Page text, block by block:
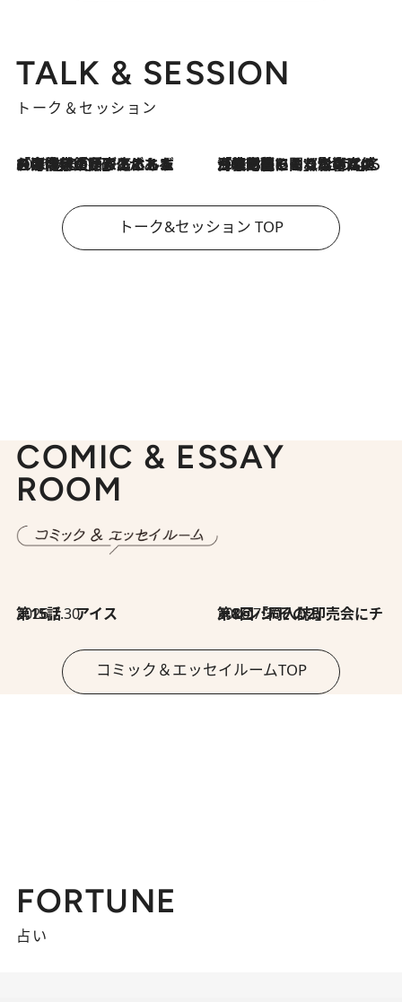
TALK & SESSION
トーク＆セッション
2026.8.3
「今後値上げがあるとすれば…」「リスクがあるのは今年の冬」エネルギー専門家が語る、ホルムズ海峡封鎖が家庭にもたらす“ある心配” 2026.8.3
「住宅建てられない…」「サーチャージ料の高値が続いている」ホルムズ海峡封鎖による影響はいつまで続く？《エネルギー専門家に聞く“どうなる日本の暮らし”》
トーク&セッション TOP
COMIC & ESSAY
ROOM
2026.7.30
第15話 アイス 2026.7.30
第8回「同人誌即売会にチャレンジ その2」
コミック＆エッセイルームTOP
FORTUNE
占い